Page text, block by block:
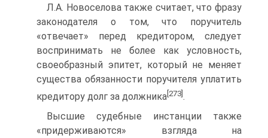
Л.А. Новоселова также считает, что фразу
законодателя о том, что поручитель
«отвечает» перед кредитором, следует
воспринимать не более как условность,
своеобразный эпитет, который не меняет
существа обязанности поручителя уплатить
кредитору долг за должника [273] .
Высшие судебные инстанции также
«придерживаются» взгляда на